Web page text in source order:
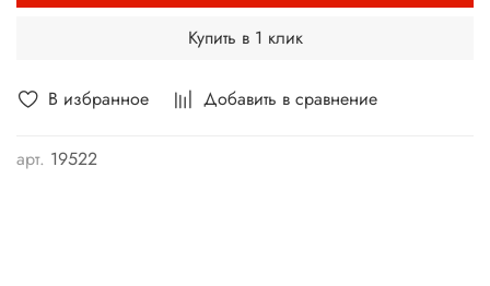
В избранное Добавить в сравнение
арт. 19522
Купить в 1 клик